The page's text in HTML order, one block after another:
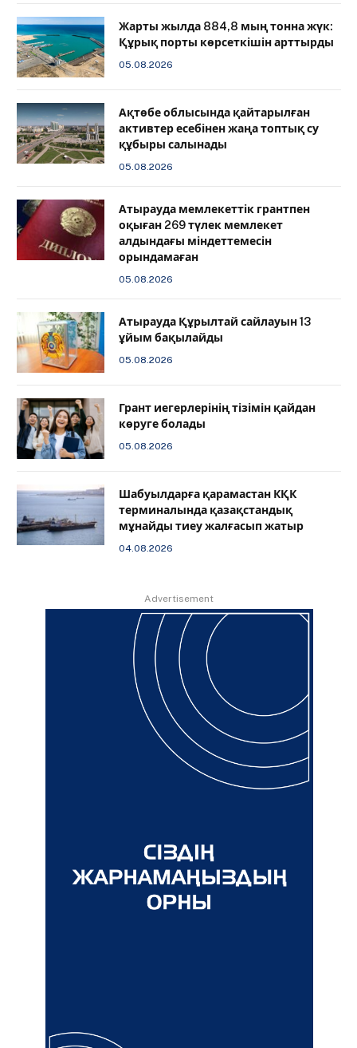
Жарты жылда 884,8 мың тонна жүк:
Құрық порты көрсеткішін арттырды
05.08.2026
Ақтөбе облысында қайтарылған
активтер есебінен жаңа топтық су
құбыры салынады
05.08.2026
Атырауда мемлекеттік грантпен
оқыған 269 түлек мемлекет
алдындағы міндеттемесін
орындамаған
05.08.2026
Атырауда Құрылтай сайлауын 13
ұйым бақылайды
05.08.2026
Грант иегерлерінің тізімін қайдан
көруге болады
05.08.2026
Шабуылдарға қарамастан КҚК
терминалында қазақстандық
мұнайды тиеу жалғасып жатыр
04.08.2026
Advertisement